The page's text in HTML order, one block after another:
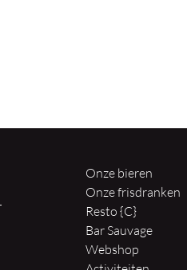
Onze bieren
Onze frisdranken
Resto {C}
Bar Sauvage
Webshop